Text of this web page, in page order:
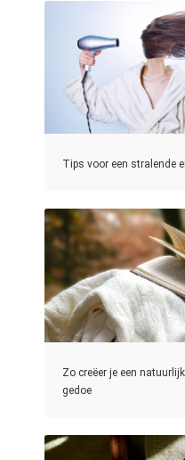
Tips voor een stralende
Zo creëer je een
gedoe